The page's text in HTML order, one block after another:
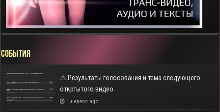
СОБЫТИЯ
⚠️ Результаты голосования и тема следующего
откртытого видео
1 неделя ago